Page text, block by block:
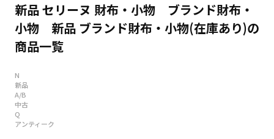
新品 セリーヌ 財布・小物 ブランド財布・
小物 新品 ブランド財布・小物(在庫あり)の
商品一覧
N
新品
A/B
中古
Q
アンティーク